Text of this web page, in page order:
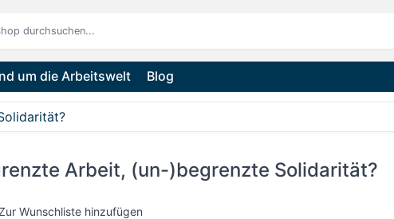
um die Arbeitswelt Blog
Arbeit, (un-)begrenzte Solidarität?
Wunschliste hinzufügen